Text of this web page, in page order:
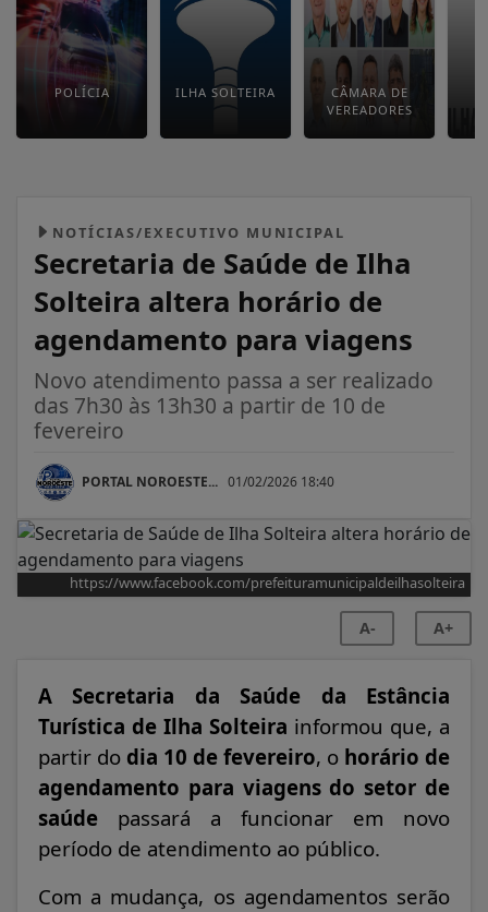
POLÍCIA ILHA SOLTEIRA
CÂMARA DE
VEREADORES
NOTÍCIAS/EXECUTIVO MUNICIPAL
Secretaria de Saúde de Ilha
Solteira altera horário de
agendamento para viagens
Novo atendimento passa a ser realizado
das 7h30 às 13h30 a partir de 10 de
fevereiro
PORTAL NOROESTE... 01/02/2026 18:40
https://www.facebook.com/prefeituramunicipaldeilhasolteira
A- A+
A Secretaria da Saúde da Estância
Turística de Ilha Solteira informou que, a
partir do dia 10 de fevereiro, o horário de
agendamento para viagens do setor de
saúde passará a funcionar em novo
período de atendimento ao público.
Com a mudança, os agendamentos serão